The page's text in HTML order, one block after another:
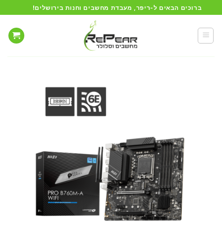
to
content
ברוכים הבאים ל-ריפר, מעבדת מחשבים וחנות בירושלים!